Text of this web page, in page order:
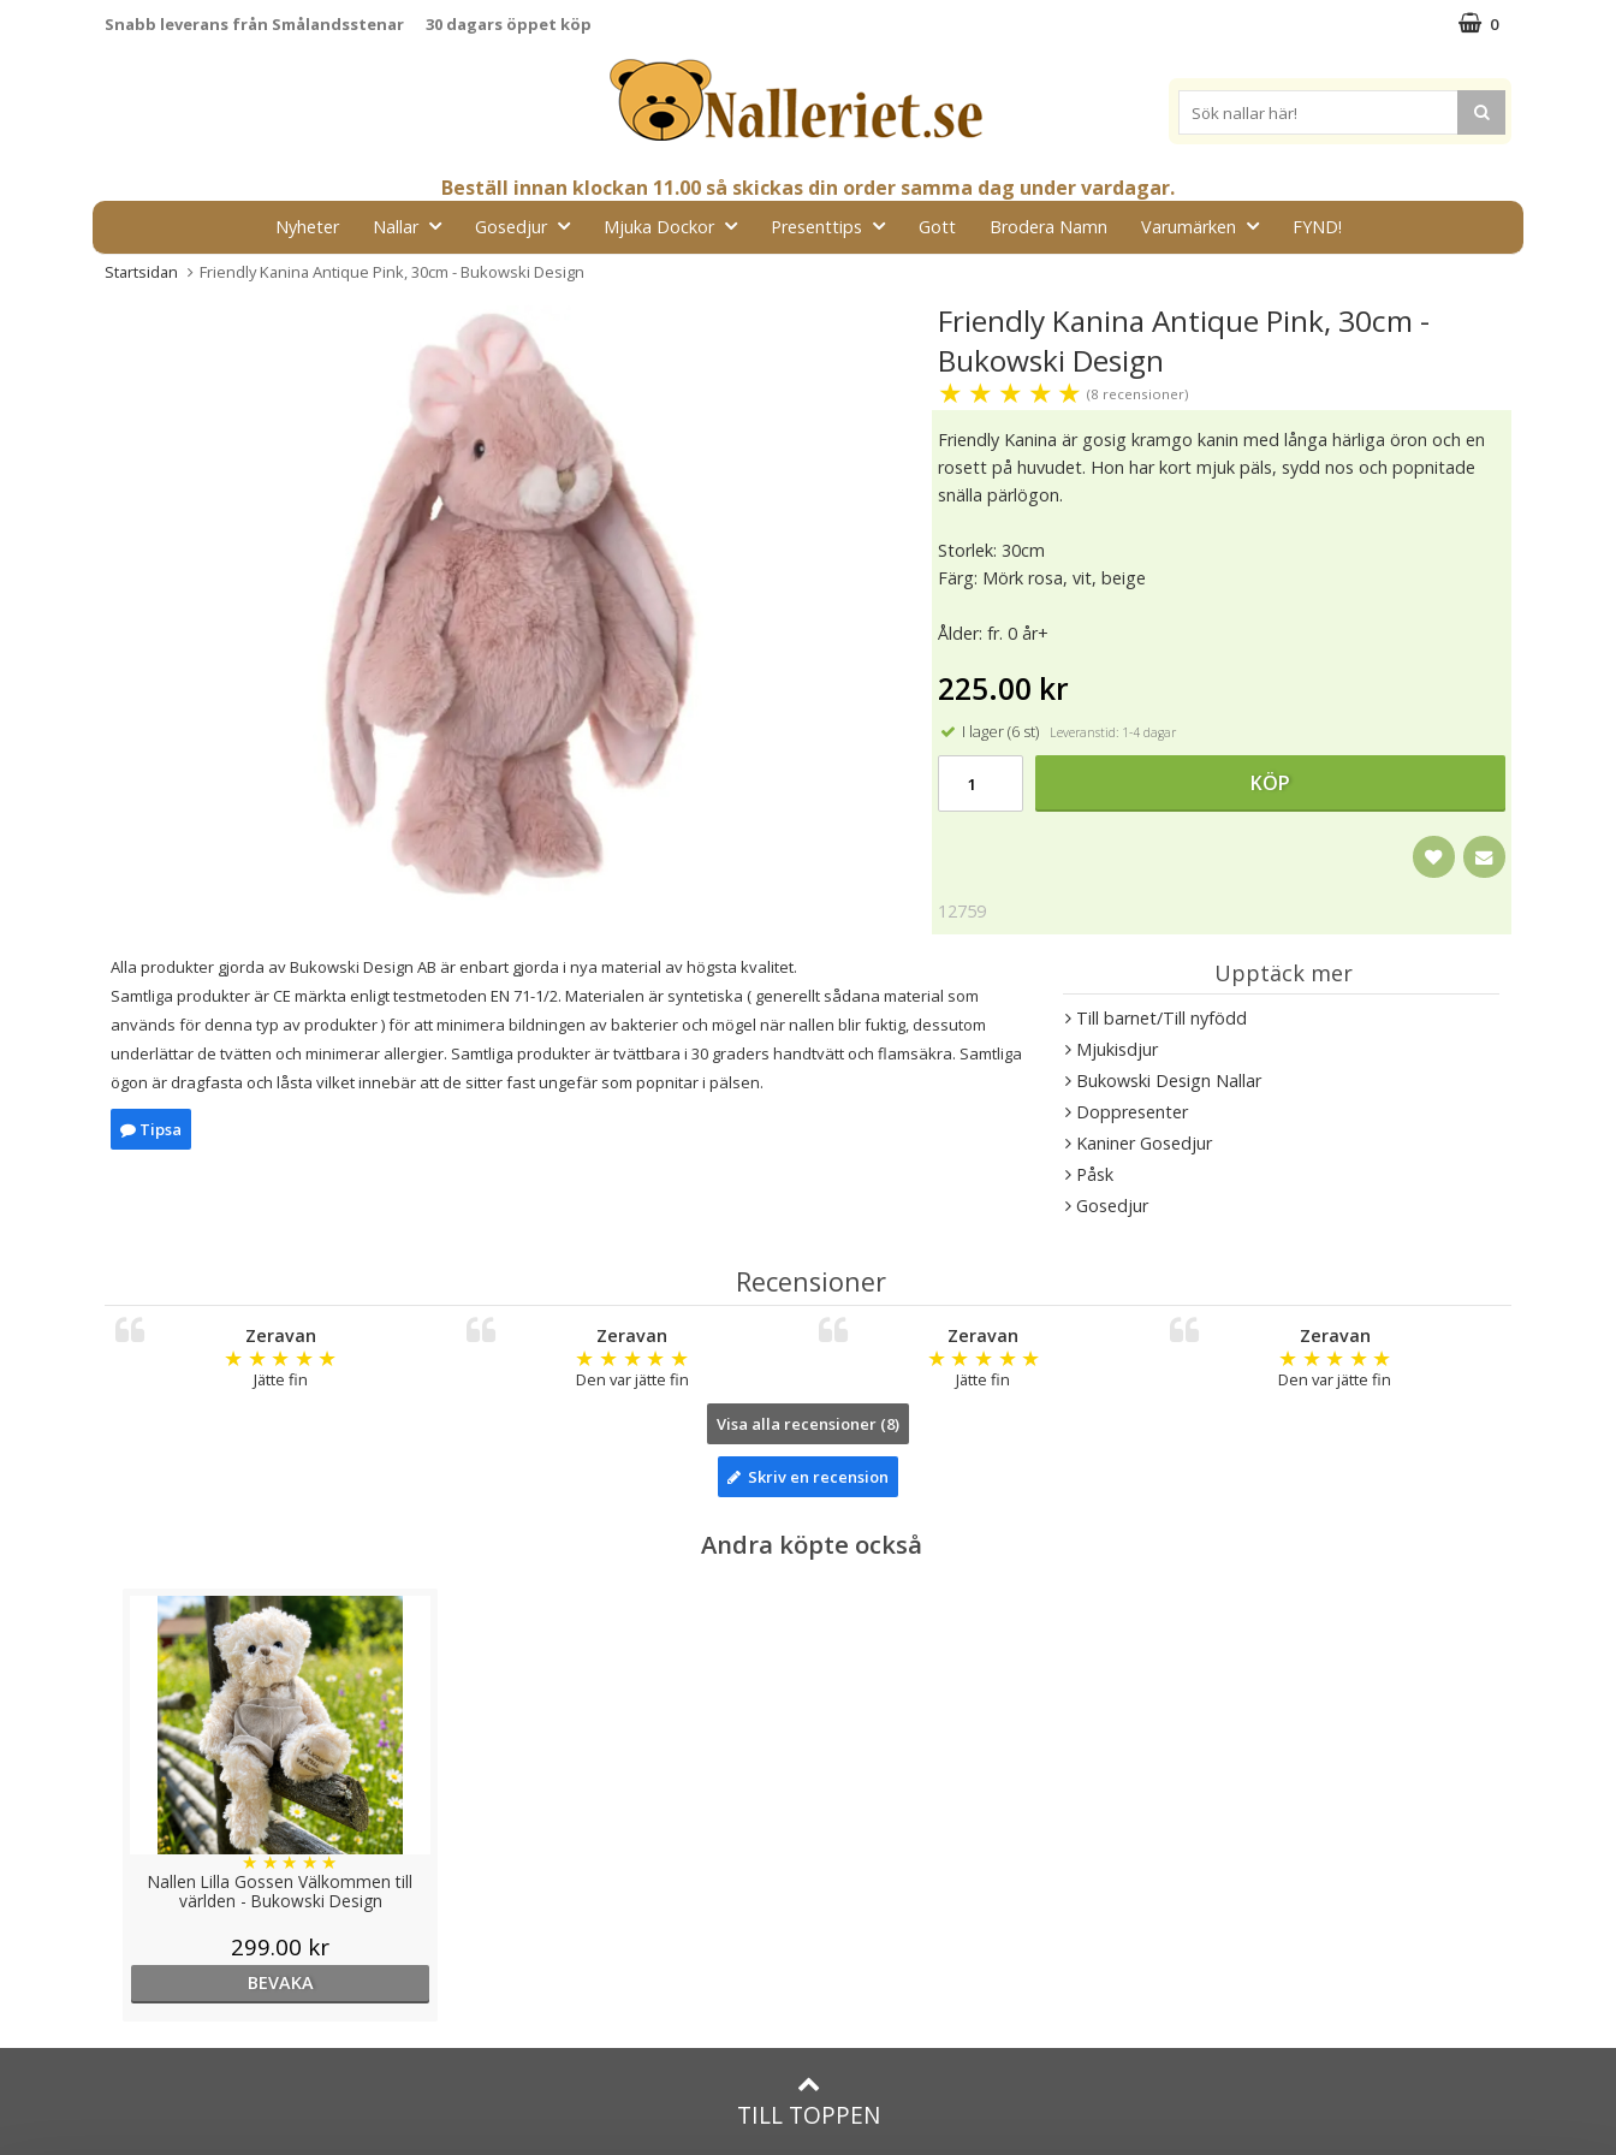
Snabb leverans från Smålandsstenar 30 dagars öppet köp 0
Beställ innan klockan 11.00 så skickas din order samma dag under vardagar.
Nyheter Nallar Gosedjur Mjuka Dockor Presenttips Gott Brodera Namn Varumärken FYND!
Startsidan Friendly Kanina Antique Pink, 30cm - Bukowski Design
Friendly Kanina Antique Pink, 30cm -
Bukowski Design
★ ★ ★ ★ ★ (8 recensioner)
Friendly Kanina är gosig kramgo kanin med långa härliga öron och en
rosett på huvudet. Hon har kort mjuk päls, sydd nos och popnitade
snälla pärlögon.
Storlek: 30cm
Färg: Mörk rosa, vit, beige
Ålder: fr. 0 år+
225.00 kr
I lager (6 st) Leveranstid: 1-4 dagar
KÖP
12759
Alla produkter gjorda av Bukowski Design AB är enbart gjorda i nya material av högsta kvalitet.
Samtliga produkter är CE märkta enligt testmetoden EN 71-1/2. Materialen är syntetiska ( generellt sådana material som
används för denna typ av produkter ) för att minimera bildningen av bakterier och mögel när nallen blir fuktig, dessutom
underlättar de tvätten och minimerar allergier. Samtliga produkter är tvättbara i 30 graders handtvätt och flamsäkra. Samtliga
ögon är dragfasta och låsta vilket innebär att de sitter fast ungefär som popnitar i pälsen.
Tipsa
Upptäck mer
Till barnet/Till nyfödd
Mjukisdjur
Bukowski Design Nallar
Doppresenter
Kaniner Gosedjur
Påsk
Gosedjur
Recensioner
Zeravan
★ ★ ★ ★ ★
Jätte fin
Zeravan
★ ★ ★ ★ ★
Den var jätte fin
Zeravan
★ ★ ★ ★ ★
Jätte fin
Zeravan
★ ★ ★ ★ ★
Den var jätte fin
Visa alla recensioner (8)
Skriv en recension
Andra köpte också
Nallen Lilla Gossen Välkommen till
världen - Bukowski Design
★★★★★
299.00 kr
BEVAKA
TILL TOPPEN